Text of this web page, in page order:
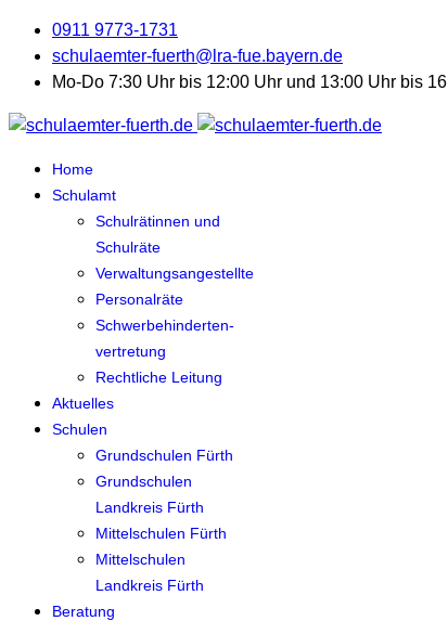
0911 9773-1731
schulaemter-fuerth@lra-fue.bayern.de
Mo-Do 7:30 Uhr bis 12:00 Uhr und 13:00 Uhr bis
Home
Schulamt
Schulrätinnen und
Schulräte
Verwaltungsangestellte
Personalräte
Schwerbehinderten-
vertretung
Rechtliche Leitung
Aktuelles
Schulen
Grundschulen Fürth
Grundschulen
Landkreis Fürth
Mittelschulen Fürth
Mittelschulen
Landkreis Fürth
Beratung